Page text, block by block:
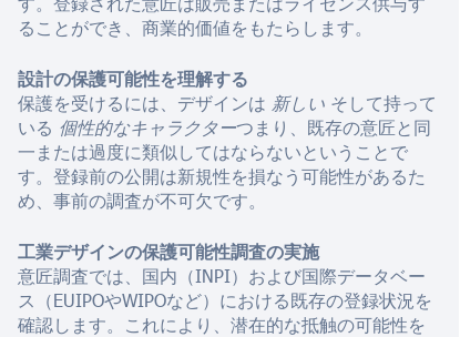
ることができ、商業的価値をもたらします。
設計の保護可能性を理解する
保護を受けるには、デザインは 新しい そして持って
いる 個性的なキャラクターつまり、既存の意匠と同
一または過度に類似してはならないということで
す。登録前の公開は新規性を損なう可能性があるた
め、事前の調査が不可欠です。
工業デザインの保護可能性調査の実施
意匠調査では、国内（INPI）および国際データベー
ス（EUIPOやWIPOなど）における既存の登録状況を
確認します。これにより、潜在的な抵触の可能性を